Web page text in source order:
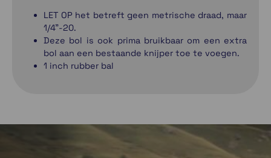
LET OP het betreft geen metrische draad, maar
1/4"-20.
Deze bol is ook prima bruikbaar om een extra
bol aan een bestaande knijper toe te voegen.
1 inch rubber bal